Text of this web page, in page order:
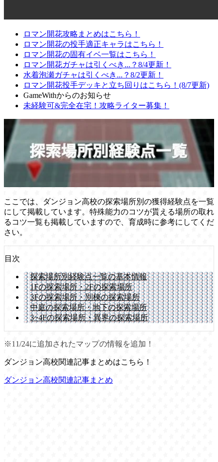
ロマン開花攻略まとめはこちら！
ロマン開花の投手適正キャラはこちら！
ロマン開花の固有イベ一覧はこちら！
ロマン開花ガチャは引くべき...？8/4更新！
水着泡瀬ガチャは引くべき...？8/2更新！
ロマン開花投手デッキと立ち回りはこちら！(8/7更新)
GameWithからのお知らせ
未経験可&完全在宅！攻略ライター募集！
ここでは、ダンジョン高校の探索場所別の獲得経験点を一覧
にして掲載しています。特殊能力のコツが貰える場所の取れ
るコツ一覧も掲載していますので、育成時に参考にしてくだ
さい。
目次
探索場所別経験点一覧の基本情報
1Fの探索場所・2Fの探索場所
3Fの探索場所・別棟の探索場所
中庭の探索場所・地下の探索場所
3~4Fの探索場所・異界の探索場所
※11/24に追加されたマップの情報を追加！
ダンジョン高校関連記事まとめはこちら！
ダンジョン高校関連記事まとめ